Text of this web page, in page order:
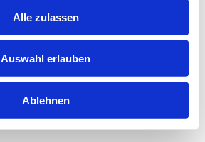
Alle zulassen
Auswahl erlauben
Ablehnen